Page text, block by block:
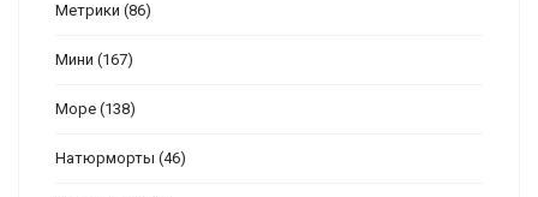
Метрики (86)
Мини (167)
Море (138)
Натюрморты (46)